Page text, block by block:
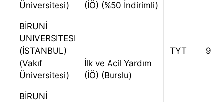
Üniversitesi)
(İÖ) (%50 İndirimli)
BİRUNİ
ÜNİVERSİTESİ
(İSTANBUL)
(Vakıf
Üniversitesi)
İlk ve Acil Yardım
(İÖ) (Burslu)
TYT 9
BİRUNİ